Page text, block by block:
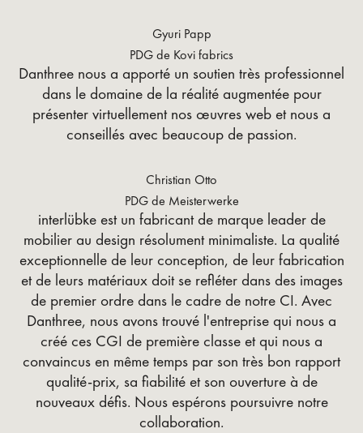
Gyuri Papp
PDG de Kovi fabrics
Danthree nous a apporté un soutien très professionnel
dans le domaine de la réalité augmentée pour
présenter virtuellement nos œuvres web et nous a
conseillés avec beaucoup de passion.
Christian Otto
PDG de Meisterwerke
interlübke est un fabricant de marque leader de
mobilier au design résolument minimaliste. La qualité
exceptionnelle de leur conception, de leur fabrication
et de leurs matériaux doit se refléter dans des images
de premier ordre dans le cadre de notre CI. Avec
Danthree, nous avons trouvé l'entreprise qui nous a
créé ces CGI de première classe et qui nous a
convaincus en même temps par son très bon rapport
qualité-prix, sa fiabilité et son ouverture à de
nouveaux défis. Nous espérons poursuivre notre
collaboration.